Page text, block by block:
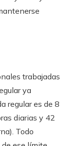
trabajadas
ya
regular es de 8
diarias y 42
Todo